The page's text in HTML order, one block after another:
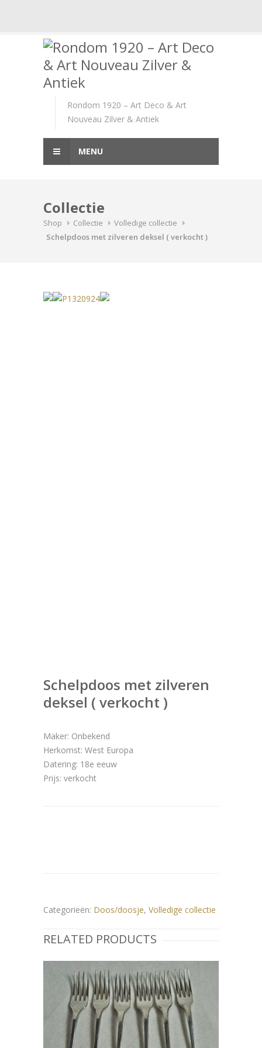
Rondom 1920 – Art Deco & Art
Nouveau Zilver & Antiek
MENU
Collectie
Shop Collectie
Volledige collectie
Schelpdoos met zilveren deksel ( verkocht )
Schelpdoos met zilveren
deksel ( verkocht )
Maker: Onbekend
Herkomst: West Europa
Datering: 18e eeuw
Prijs: verkocht
Categorieën: Doos/doosje, Volledige collectie
RELATED PRODUCTS